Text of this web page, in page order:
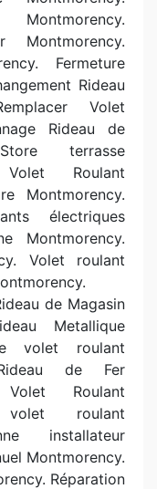
Fermeture
Rideau
Volet
Rideau de
terrasse
Volet Roulant
Montmorency.
électriques
Montmorency.
Volet roulant
de Magasin
Metallique
volet roulant
de Fer
Volet Roulant
volet roulant
installateur
Montmorency.
Réparation